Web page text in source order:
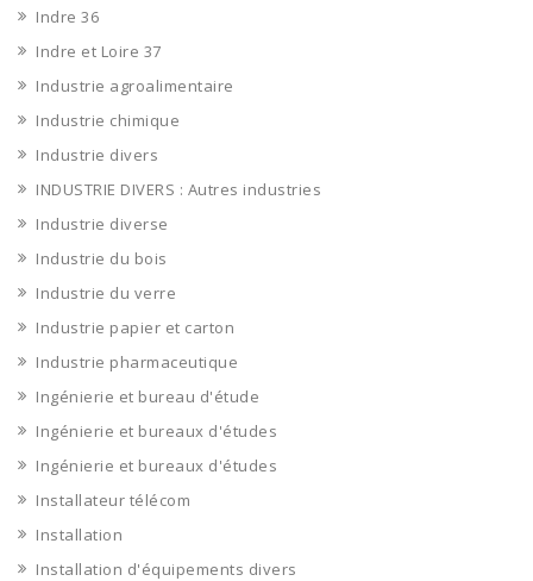
Indre 36
Indre et Loire 37
Industrie agroalimentaire
Industrie chimique
Industrie divers
INDUSTRIE DIVERS : Autres industries
Industrie diverse
Industrie du bois
Industrie du verre
Industrie papier et carton
Industrie pharmaceutique
Ingénierie et bureau d'étude
Ingénierie et bureaux d'études
Ingénierie et bureaux d'études
Installateur télécom
Installation
Installation d'équipements divers